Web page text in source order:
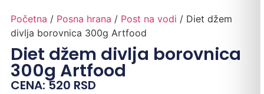
Početna / Posna hrana / Post na vodi / Diet džem
divlja borovnica 300g Artfood
Diet džem divlja borovnica
300g Artfood
CENA:520 RSD